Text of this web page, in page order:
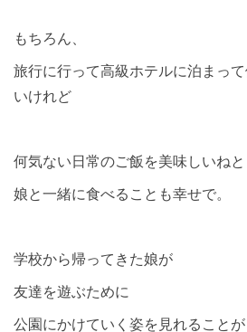
もちろん、
旅行に行って高級ホテルに泊まっ
いけれど
何気ない日常のご飯を美味しいねと
娘と一緒に食べることも幸せで。
学校から帰ってきた娘が
友達を遊ぶために
公園にかけていく姿を見れることが